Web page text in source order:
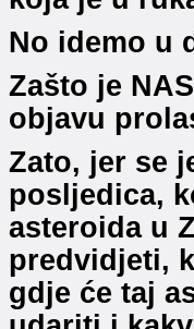
No idemo u
Zašto je
objavu
Zato, jer se
posljedica,
asteroida u
predvidjeti,
gdje će taj